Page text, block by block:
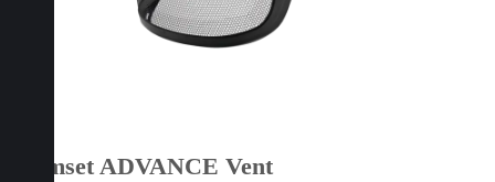
Helmset ADVANCE Vent